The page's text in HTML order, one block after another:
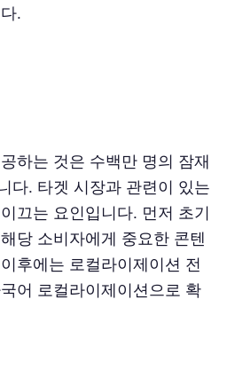
.
하는 것은 수백만 명의 잠재
다. 타겟 시장과 관련이 있는
끄는 요인입니다. 먼저 초기
당 소비자에게 중요한 콘텐
후에는 로컬라이제이션 전
어 로컬라이제이션으로 확